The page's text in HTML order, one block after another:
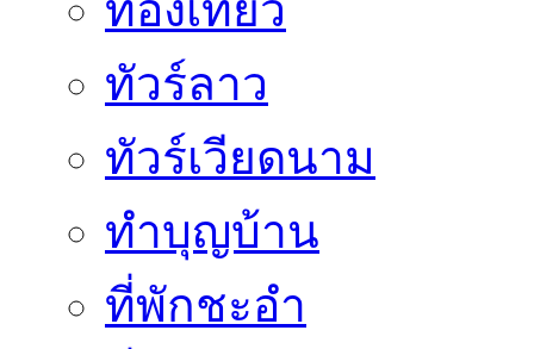
ท่องเที่ยว
ทัวร์ลาว
ทัวร์เวียดนาม
ทำบุญบ้าน
ที่พักชะอำ